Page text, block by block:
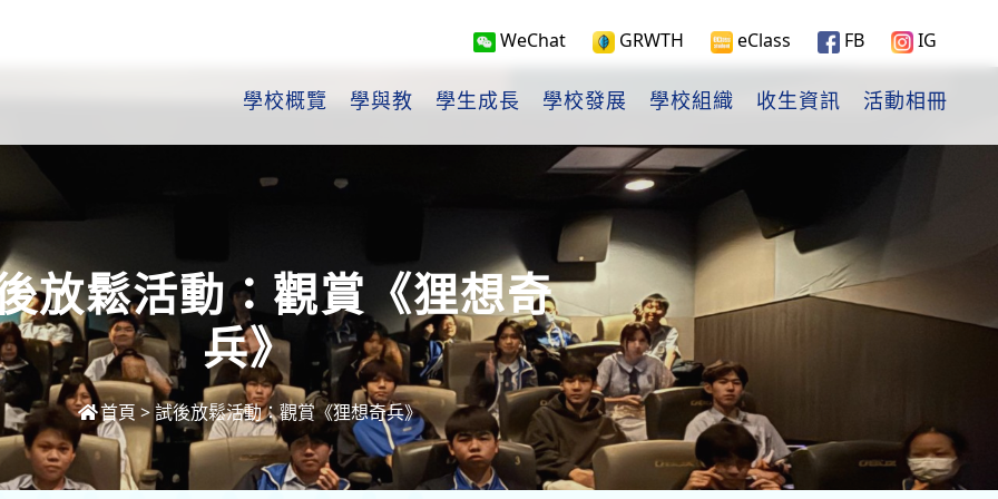
WeChat GRWTH eClass FB IG
學校概覽 學與教 學生成長 學校發展 學校組織 收生資訊 活動相冊
放鬆活動：觀賞《狸想奇
兵》
首頁 >試後放鬆活動：觀賞《狸想奇兵》